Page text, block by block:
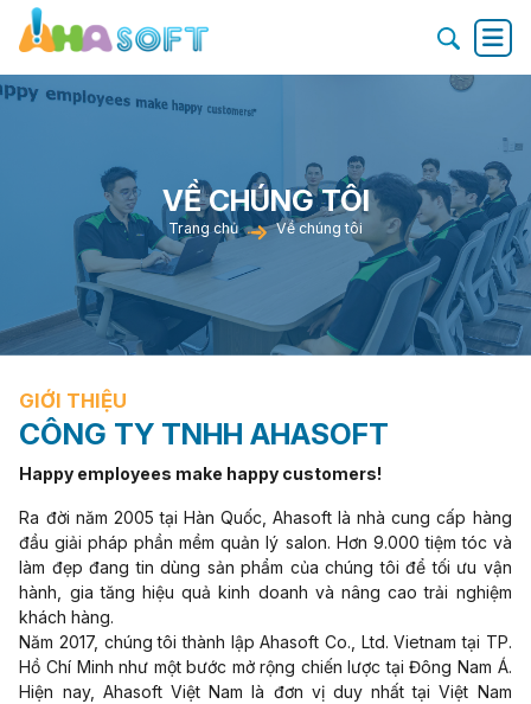
VỀ CHÚNG TÔI
Trang chủ Về chúng tôi
GIỚI THIỆU
CÔNG TY TNHH AHASOFT
Happy employees make happy customers!
Ra đời năm 2005 tại Hàn Quốc, Ahasoft là nhà cung cấp hàng
đầu giải pháp phần mềm quản lý salon. Hơn 9.000 tiệm tóc và
làm đẹp đang tin dùng sản phẩm của chúng tôi để tối ưu vận
hành, gia tăng hiệu quả kinh doanh và nâng cao trải nghiệm
khách hàng.
Năm 2017, chúng tôi thành lập Ahasoft Co., Ltd. Vietnam tại TP.
Hồ Chí Minh như một bước mở rộng chiến lược tại Đông Nam Á.
Hiện nay, Ahasoft Việt Nam là đơn vị duy nhất tại Việt Nam